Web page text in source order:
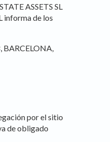
ASSETS SL
informa de los
BARCELONA,
por el sitio
de obligado